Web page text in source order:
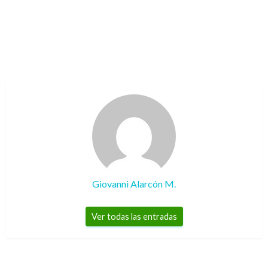
Giovanni Alarcón M.
Ver todas las entradas